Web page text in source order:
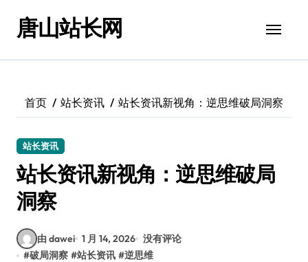
唐山站长网
首页 站长资讯 站长资讯新视角：逆思维破局洞察
站长资讯
站长资讯新视角：逆思维破局
洞察
由 dawei 1 月 14, 2026 没有评论
#破局洞察 #站长资讯 #逆思维